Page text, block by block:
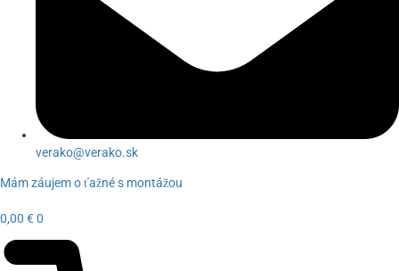
verako@verako.sk
Mám záujem o ťažné s montážou
0,00 €0